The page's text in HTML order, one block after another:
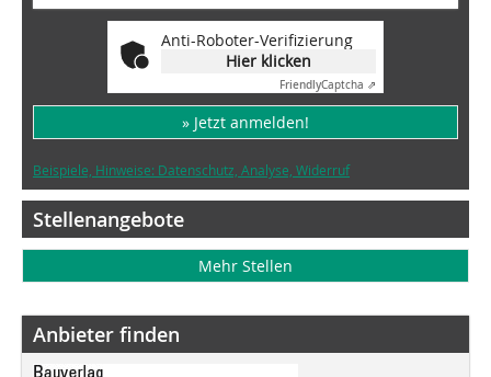
Anti-Roboter-Verifizierung
Hier klicken
FriendlyCaptcha ⇗
» Jetzt anmelden!
Beispiele, Hinweise: Datenschutz, Analyse, Widerruf
Stellenangebote
Mehr Stellen
Anbieter finden